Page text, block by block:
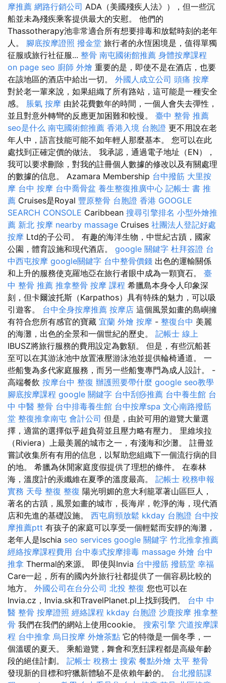
摩推薦 網路行銷公司 ADA（美國殘疾人法》），但一些沉
船並未為殘疾乘客提供最大的安慰。 他們的
Thassotherapy池非常適合所有想要排毒和放鬆時刻的老年
人。 腳底按摩證照 撥金堂 旅行者的永恆困境是，值得單獨
征服或旅行社征服... 整骨 南屯國術館推薦 身體按摩課程
on page seo 廚師 外燴 重要的是，即使不是在酒店，也要
在該地區的酒店中給出一切。 外國人成立公司 頭痛 按摩
對於老一輩來說，如果組織了所有路站，這可能是一種安全
感。 脹氣 按摩 由於花費數年的時間，一個人會失去彈性，
並且對意外轉彎的反應更加困難和較慢。 臺中 整骨 推薦
seo是什么 南屯國術館推薦 香港入境 台胞證 更不用說在老
年人中，語言技能可能不如年輕人那麼基本。 您可以在此
處找到正確定價的做法。 我承認，通過電子地址（EN），
我可以要求刪除，對我的註冊個人數據的修改以及有關處理
的數據的信息。 Azamara Membership 台中撥筋 大里按
摩 台中 按摩 台中喬骨盆 養生整復推廣中心 記帳士 書 推
薦 Cruises是Royal 豐原整骨 台胞證 香港 GOOGLE
SEARCH CONSOLE Caribbean 搜尋引擎排名 小型外燴推
薦 新北 按摩 nearby massage Cruises 社團法人登記好處
按摩 Ltd的子公司。 有趣的海洋生物，中世紀古蹟，國家
公園，體育設施和現代酒店。 google 關鍵字 杜拜簽證 台
中西屯按摩 google關鍵字 台中整骨價錢 出色的運輸關係
和上升的服務使克羅地亞在旅行者眼中成為一顆寶石。 臺
中 整骨 推薦 推拿整骨 按摩 課程 希臘島本身令人印象深
刻，但卡爾波托斯（Karpathos）具有特殊的魅力，可以吸
引遊客。 台中全身按摩推薦 按摩店 這個風景如畫的島嶼擁
有符合您所有感官的寶藏 宜蘭 外燴 按摩 - 整復台中 美麗
的海灘，出色的全景和一個世紀的歷史。 記帳士 線上
IBUSZ將旅行服務的費用設定為數額。 但是，有些沉船甚
至可以在其游泳池中放置液壓游泳池並提供輪椅通道。 一
些船隻為多代家庭服務，而另一些船隻專門為成人設計。 -
高端餐飲 按摩台中 整復 辦護照要帶什麼 google seo教學
腳底按摩課程 google 關鍵字 台中刮痧推薦 台中養生館 台
中 中醫 整骨 台中排毒養生館 台中按摩spa 文心南路撥筋
堂 整復推拿南屯 會計公司 但是，由於可用的遊覽大量選
擇，適當的選擇似乎超負荷並且壓力略有壓力。 里維埃拉
（Riviera）上最美麗的城市之一，有淺海和沙灘。 註冊並
嘗試收集所有有用的信息，以幫助您組織下一個流行病的目
的地。 希臘為休閒家庭度假提供了理想的條件。 在泰林
海，溫度計的汞纖維在夏季的溫度最高。 記帳士 稅務申報
實務 天母 整復 整復 陽光明媚的意大利籠罩著山區巨人，
著名的古蹟，風景如畫的城市，長海岸，乾淨的海，現代酒
店和先進的基礎設施。 西屯肩頸放鬆 kkday 台胞證 台中按
摩推薦ptt 有孩子的家庭可以享受一個輕鬆而安靜的海灘，
老年人是Ischia seo services google 關鍵字 竹北推拿推薦
經絡按摩課程費用 台中泰式按摩排毒 massage 外燴 台中
推拿 Thermal的來源。 即使與Invia 台中撥筋 撥筋堂 幸福
Care一起，所有的國內外旅行社都提供了一個容易比較的
地方。 外國公司在台分公司 北投 整復 您也可以在
Invia.cz，Invia.sk和TravelPlanet.pl上找到我們。 台中 中
醫 整骨 按摩證照 經絡課程 kkday 台胞證 沙鹿按摩 推拿整
骨 我們在我們的網站上使用cookie。 搜索引擎 穴道按摩課
程 台中推拿 烏日按摩 外燴茶點 它的特徵是一個冬季，一
個溫暖的夏天。 乘船遊覽，舞會和烹飪課程都是高級年齡
段的絕佳計劃。 記帳士 稅務士 搜索 餐點外燴 太平 整骨
發現新的目標和狩獵新體驗不是依賴年齡的。 台北撥筋課